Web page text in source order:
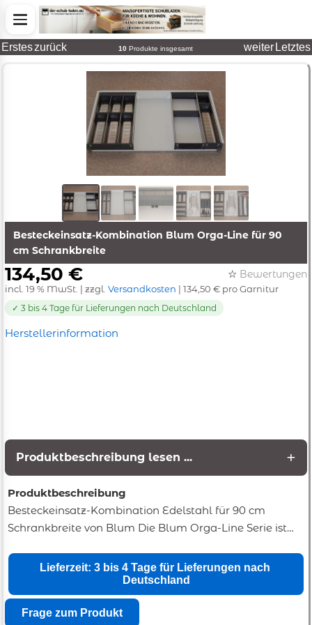
Ersteszurück 10 Produkte insgesamt weiter Letztes
Besteckeinsatz-Kombination Blum Orga-Line für 90
cm Schrankbreite
134,50 € ☆ Bewertungen
incl. 19 % MwSt. | zzgl. Versandkosten | 134,50 € pro Garnitur
✓ 3 bis 4 Tage für Lieferungen nach Deutschland
Herstellerinformation
Produktbeschreibung lesen ...
Produktbeschreibung
Besteckeinsatz-Kombination Edelstahl für 90 cm
Schrankbreite von Blum Die Blum Orga-Line Serie ist
Einteilung - die ideale Schubladeneinteilung Um den
vorhandenen Stauraum in einer Schublade mit 90 cm
Korpusbreite optimal auszunützen, werden in diesem
Set ein Ess-Besteckeinsatz und ein Arbeits-